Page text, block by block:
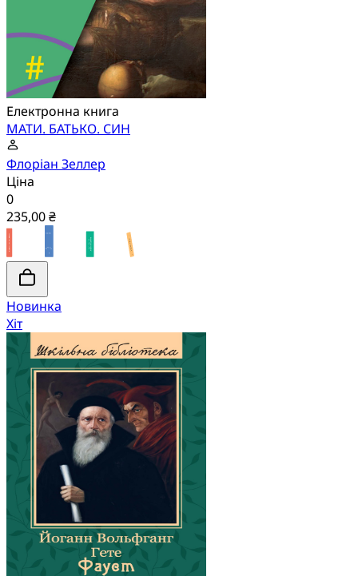
Електронна книга
МАТИ. БАТЬКО. СИН
Флоріан Зеллер
Ціна
0
235,00 ₴
Новинка
Хіт